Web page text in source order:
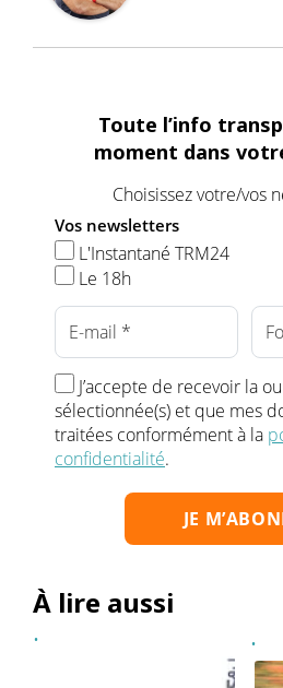
Toute l’info
moment dans
Choisissez votre/vos
Vos newsletters
L'Instantané TRM24
Le 18h
J’accepte de recevoir la
sélectionnée(s) et que mes
traitées conformément à la
confidentialité.
À lire aussi